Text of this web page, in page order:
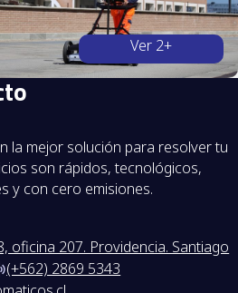
to
la mejor solución para resolver tu
son rápidos, tecnológicos,
y con cero emisiones.
oficina 207. Providencia. Santiago
(+562) 2869 5343